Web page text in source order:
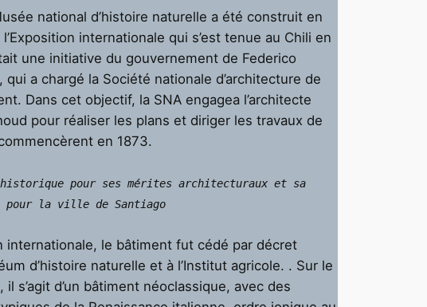
national d’histoire naturelle a été construit en
internationale qui s’est tenue au Chili en
une initiative du gouvernement de Federico
qui a chargé la Société nationale d’architecture de
Dans cet objectif, la SNA engagea l’architecte
pour réaliser les plans et diriger les travaux de
en 1873.
historique pour ses mérites architecturaux et sa
pour la ville de Santiago
internationale, le bâtiment fut cédé par décret
d’histoire naturelle et à l’Institut agricole. . Sur le
s’agit d’un bâtiment néoclassique, avec des